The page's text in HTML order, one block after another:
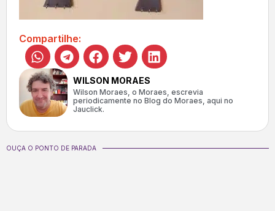
Compartilhe:
WILSON MORAES
Wilson Moraes, o Moraes, escrevia
periodicamente no Blog do Moraes, aqui no
Jauclick.
OUÇA O PONTO DE PARADA